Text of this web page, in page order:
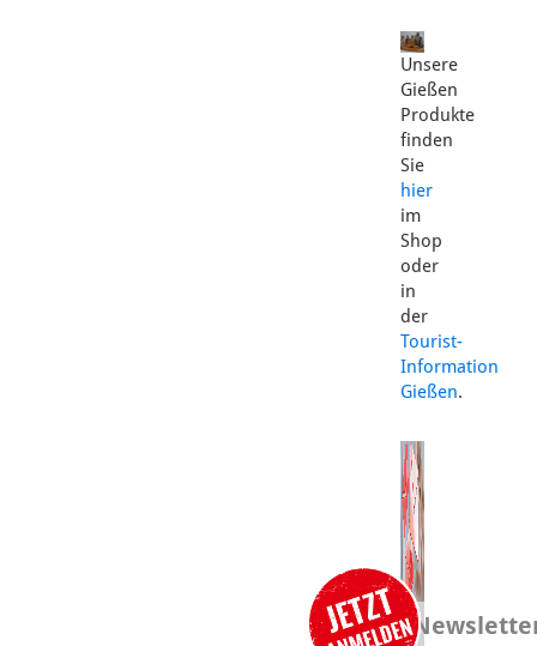
Unsere
Gießen
Produkte
finden
Sie
hier
im
Shop
oder
in
der
Tourist-
Information
Gießen.